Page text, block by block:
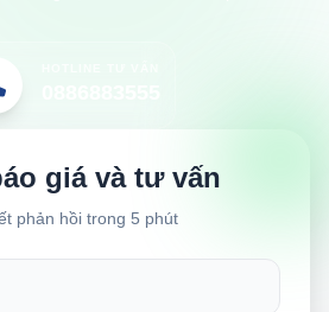
giá và tư vấn
phản hồi trong 5 phút